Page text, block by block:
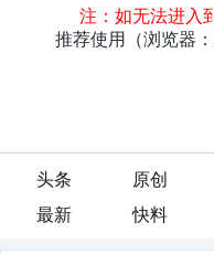
头条 原创
最新
快料